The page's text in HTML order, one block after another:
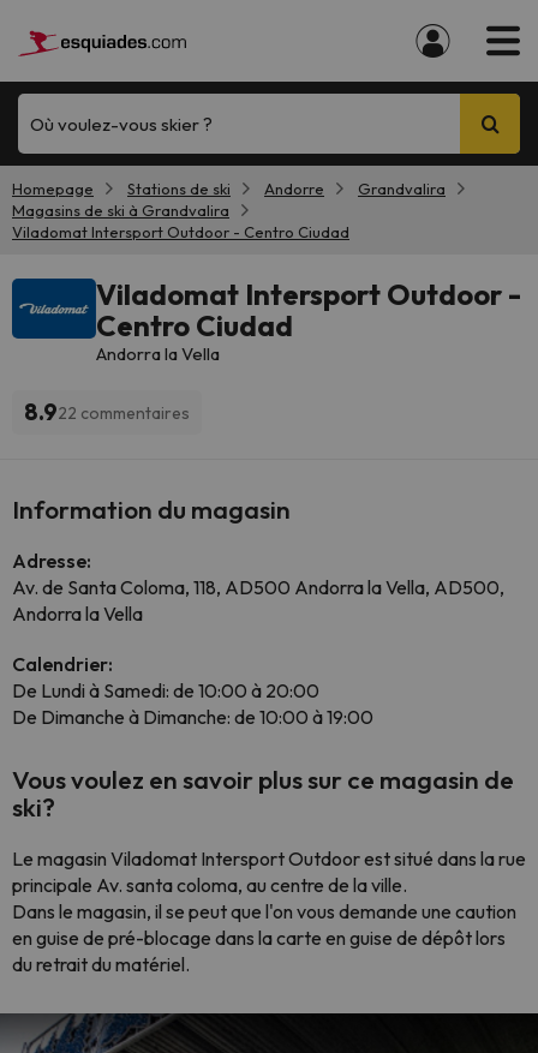
Où voulez-vous skier ?
Homepage Stations de ski Andorre
Grandvalira
Magasins de ski à Grandvalira
Viladomat Intersport Outdoor - Centro Ciudad
Viladomat Intersport Outdoor -
Centro Ciudad
Andorra la Vella
8.922 commentaires
Information du magasin
Adresse:
Av. de Santa Coloma, 118, AD500 Andorra la Vella, AD500,
Andorra la Vella
Calendrier:
De Lundi à Samedi: de 10:00 à 20:00
De Dimanche à Dimanche: de 10:00 à 19:00
Vous voulez en savoir plus sur ce magasin de
ski?
Le magasin Viladomat Intersport Outdoor est situé dans la rue
principale Av. santa coloma, au centre de la ville.
Dans le magasin, il se peut que l'on vous demande une caution
en guise de pré-blocage dans la carte en guise de dépôt lors
du retrait du matériel.